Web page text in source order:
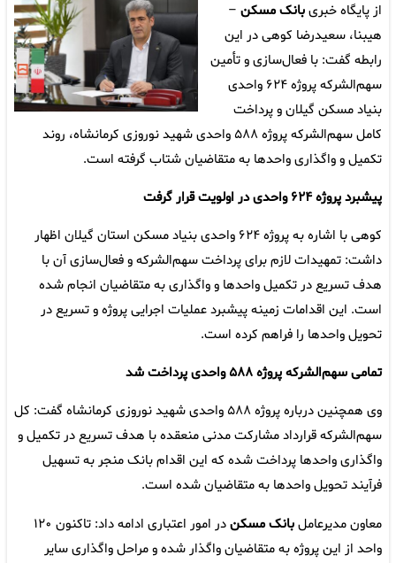
از پایگاه خبریبانک مسکن –
هیبنا، سعیدرضا کوهی در این
رابطه گفت: با فعال‌سازی و تأمین
سهم‌الشرکه پروژه ۶۲۴ واحدی
بنیاد مسکن گیلان و پرداخت
کامل سهم‌الشرکه پروژه ۵۸۸ واحدی شهید نوروزی کرمانشاه، روند
تکمیل و واگذاری واحدها به متقاضیان شتاب گرفته است.
پیشبرد پروژه ۶۲۴ واحدی در اولویت قرار گرفت
کوهی با اشاره به پروژه ۶۲۴ واحدی بنیاد مسکن استان گیلان اظهار
داشت: تمهیدات لازم برای پرداخت سهم‌الشرکه و فعال‌سازی آن با
هدف تسریع در تکمیل واحدها و واگذاری به متقاضیان انجام شده
است. این اقدامات زمینه پیشبرد عملیات اجرایی پروژه و تسریع در
تحویل واحدها را فراهم کرده است.
تمامی سهم‌الشرکه پروژه ۵۸۸ واحدی پرداخت شد
وی همچنین درباره پروژه ۵۸۸ واحدی شهید نوروزی کرمانشاه گفت: کل
سهم‌الشرکه قرارداد مشارکت مدنی منعقده با هدف تسریع در تکمیل و
واگذاری واحدها پرداخت شده که این اقدام بانک منجر به تسهیل
فرآیند تحویل واحدها به متقاضیان شده است.
معاون مدیرعاملبانک مسکن
در امور اعتباری ادامه داد: تاکنون ۱۲۰
واحد از این پروژه به متقاضیان واگذار شده و مراحل واگذاری سایر